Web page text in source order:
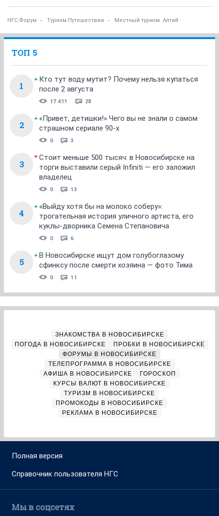
НГС.Форум Туризм Путешествия Местный туризм. Алтай
ТОП 5
1
Кто тут воду мутит? Почему нельзя купаться
после 2 августа
17 411 28
2
«Привет, детишки!» Чего вы не знали о самом
страшном сериале 90-х
0 3
3
Стоит меньше 500 тысяч: в Новосибирске на
торги выставили серый Infiniti — его заложил
владелец
0 13
4
«Выйду хотя бы на молоко соберу»:
трогательная история уличного артиста, его
куклы-дворника Семена Степановича
0 6
5
В Новосибирске ищут дом голубоглазому
сфинксу после смерти хозяина — фото Тима
0 11
ЗНАКОМСТВА В НОВОСИБИРСКЕ
ПОГОДА В НОВОСИБИРСКЕ
ПРОБКИ В НОВОСИБИРСКЕ
ФОРУМЫ В НОВОСИБИРСКЕ
ТЕЛЕПРОГРАММА В НОВОСИБИРСКЕ
АФИША В НОВОСИБИРСКЕ
ГОРОСКОП
КУРСЫ ВАЛЮТ В НОВОСИБИРСКЕ
ТУРИЗМ В НОВОСИБИРСКЕ
ПРОМОКОДЫ В НОВОСИБИРСКЕ
РЕКЛАМА В НОВОСИБИРСКЕ
Полная версия
Справочник пользователя НГС
Мы в соцсетях